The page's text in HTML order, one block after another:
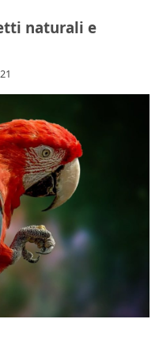
naturali e